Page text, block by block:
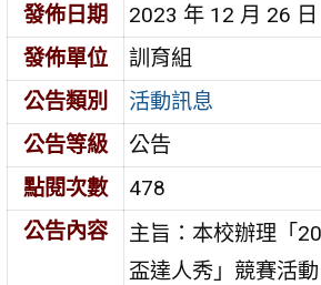
發佈日期
2023 年 12 月 26 日
發佈單位
訓育組
公告類別
活動訊息
公告等級
公告
點閱次數
478
公告內容
主旨：本校辦理「
盃達人秀」競賽活